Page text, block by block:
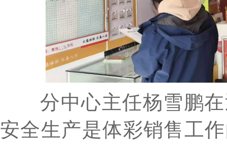
分中心主任杨雪鹏在
安全生产是体彩销售工